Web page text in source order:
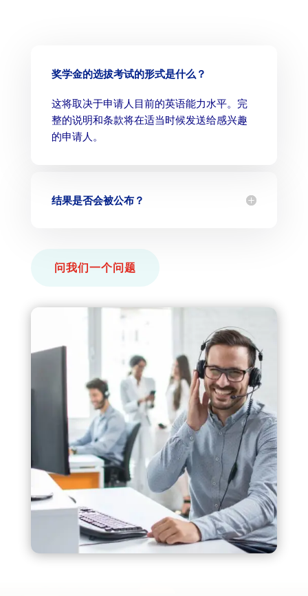
奖学金的选拔考试的形式是什么？
这将取决于申请人目前的英语能力水平。完
整的说明和条款将在适当时候发送给感兴趣
的申请人。
结果是否会被公布？
问我们一个问题